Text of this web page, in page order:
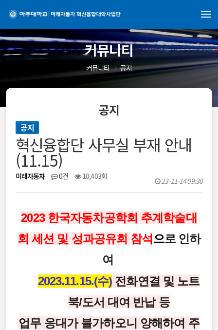
커뮤니티
커뮤니티 공지
공지
공지
혁신융합단 사무실 부재 안내
(11.15)
미래자동차 0건 10,403회 23-11-14 09:30
2023 한국자동차공학회 추계학술대
회 세션 및 성과공유회 참석 으로 인하
여
2023.11.15.(수) 전화연결 및 노트
북/도서 대여 반납등
업무 응대가 불가하오니 양해하여 주